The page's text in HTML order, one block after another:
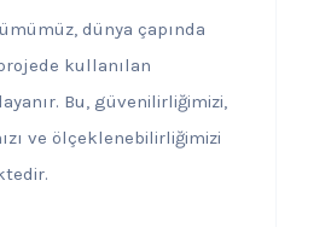
dünya çapında
kullanılan
Bu, güvenilirliğimizi,
ve ölçeklenebilirliğimizi